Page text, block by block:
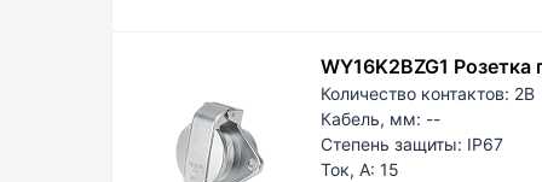
24-28
WY16K2BZG1 Розетка
Количество контактов: 2B
Кабель, мм: --
Степень защиты: IP67
Ток, А: 15